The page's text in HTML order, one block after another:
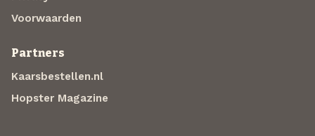
Voorwaarden
Partners
Kaarsbestellen.nl
Hopster Magazine